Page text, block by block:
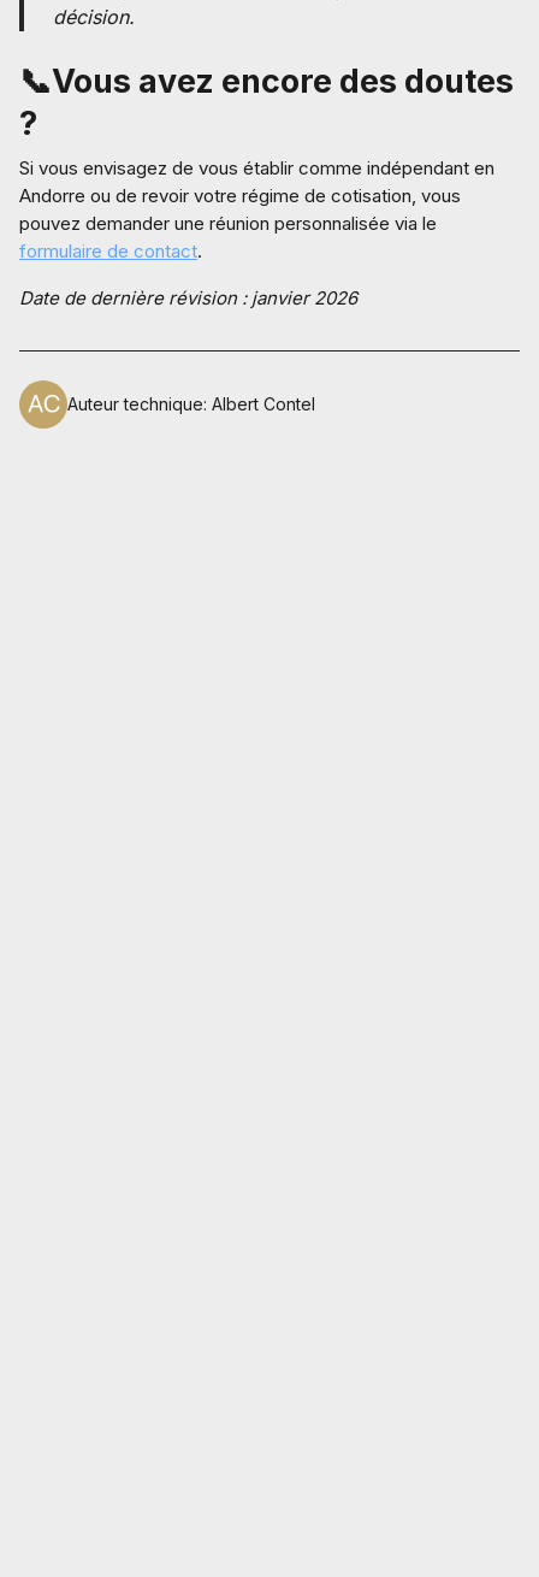
décision.
📞Vous avez encore des doutes
?
Si vous envisagez de vous établir comme indépendant en
Andorre ou de revoir votre régime de cotisation, vous
pouvez demander une réunion personnalisée via le
formulaire de contact.
Date de dernière révision : janvier 2026
Auteur technique: Albert Contel